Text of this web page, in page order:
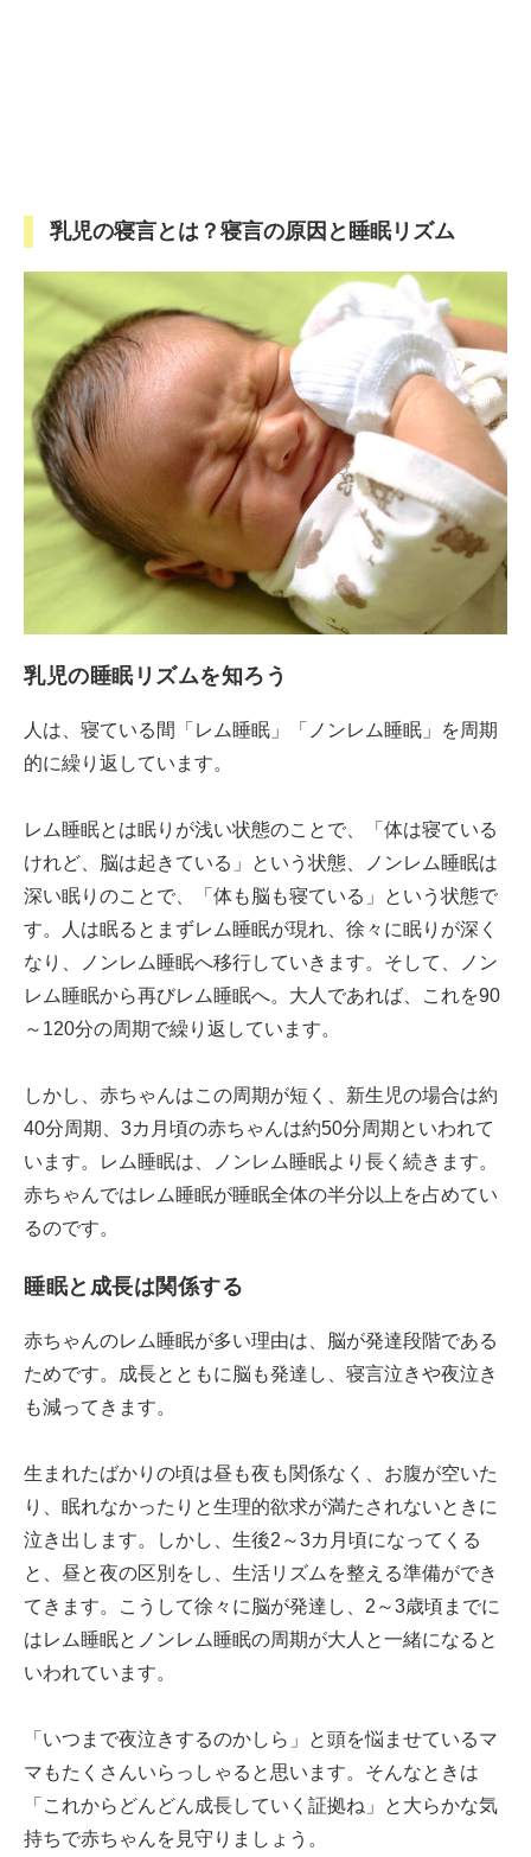
乳児の寝言とは？寝言の原因と睡眠リズム
乳児の睡眠リズムを知ろう
人は、寝ている間「レム睡眠」「ノンレム睡眠」を周期
的に繰り返しています。
レム睡眠とは眠りが浅い状態のことで、「体は寝ている
けれど、脳は起きている」という状態、ノンレム睡眠は
深い眠りのことで、「体も脳も寝ている」という状態で
す。人は眠るとまずレム睡眠が現れ、徐々に眠りが深く
なり、ノンレム睡眠へ移行していきます。そして、ノン
レム睡眠から再びレム睡眠へ。大人であれば、これを90
～120分の周期で繰り返しています。
しかし、赤ちゃんはこの周期が短く、新生児の場合は約
40分周期、3カ月頃の赤ちゃんは約50分周期といわれて
います。レム睡眠は、ノンレム睡眠より長く続きます。
赤ちゃんではレム睡眠が睡眠全体の半分以上を占めてい
るのです。
睡眠と成長は関係する
赤ちゃんのレム睡眠が多い理由は、脳が発達段階である
ためです。成長とともに脳も発達し、寝言泣きや夜泣き
も減ってきます。
生まれたばかりの頃は昼も夜も関係なく、お腹が空いた
り、眠れなかったりと生理的欲求が満たされないときに
泣き出します。しかし、生後2～3カ月頃になってくる
と、昼と夜の区別をし、生活リズムを整える準備ができ
てきます。こうして徐々に脳が発達し、2～3歳頃までに
はレム睡眠とノンレム睡眠の周期が大人と一緒になると
いわれています。
「いつまで夜泣きするのかしら」と頭を悩ませているマ
マもたくさんいらっしゃると思います。そんなときは
「これからどんどん成長していく証拠ね」と大らかな気
持ちで赤ちゃんを見守りましょう。